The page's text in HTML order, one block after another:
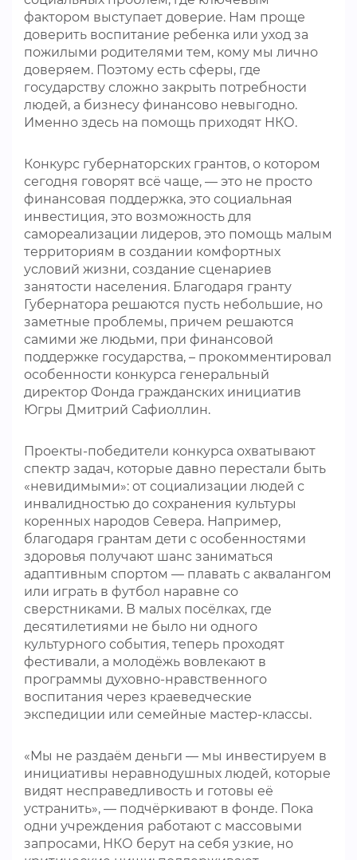
фактором выступает доверие. Нам проще
доверить воспитание ребенка или уход за
пожилыми родителями тем, кому мы лично
доверяем. Поэтому есть сферы, где
государству сложно закрыть потребности
людей, а бизнесу финансово невыгодно.
Именно здесь на помощь приходят НКО.
Конкурс губернаторских грантов, о котором
сегодня говорят всё чаще, — это не просто
финансовая поддержка, это социальная
инвестиция, это возможность для
самореализации лидеров, это помощь малым
территориям в создании комфортных
условий жизни, создание сценариев
занятости населения. Благодаря гранту
Губернатора решаются пусть небольшие, но
заметные проблемы, причем решаются
самими же людьми, при финансовой
поддержке государства, – прокомментировал
особенности конкурса генеральный
директор Фонда гражданских инициатив
Югры Дмитрий Сафиоллин.
Проекты-победители конкурса охватывают
спектр задач, которые давно перестали быть
«невидимыми»: от социализации людей с
инвалидностью до сохранения культуры
коренных народов Севера. Например,
благодаря грантам дети с особенностями
здоровья получают шанс заниматься
адаптивным спортом — плавать с аквалангом
или играть в футбол наравне со
сверстниками. В малых посёлках, где
десятилетиями не было ни одного
культурного события, теперь проходят
фестивали, а молодёжь вовлекают в
программы духовно-нравственного
воспитания через краеведческие
экспедиции или семейные мастер-классы.
«Мы не раздаём деньги — мы инвестируем в
инициативы неравнодушных людей, которые
видят несправедливость и готовы её
устранить», — подчёркивают в фонде. Пока
одни учреждения работают с массовыми
запросами, НКО берут на себя узкие, но